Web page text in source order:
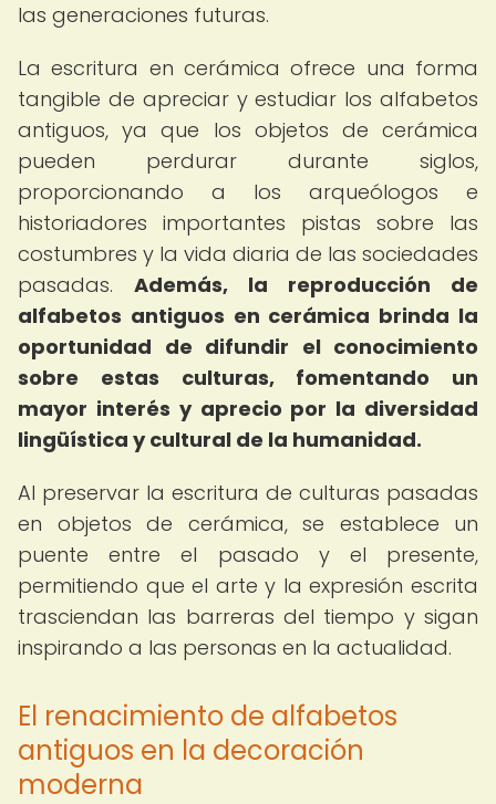
las generaciones futuras.
La escritura en cerámica ofrece una forma
tangible de apreciar y estudiar los alfabetos
antiguos, ya que los objetos de cerámica
pueden perdurar durante siglos,
proporcionando a los arqueólogos e
historiadores importantes pistas sobre las
costumbres y la vida diaria de las sociedades
pasadas. Además, la reproducción de
alfabetos antiguos en cerámica brinda la
oportunidad de difundir el conocimiento
sobre estas culturas, fomentando un
mayor interés y aprecio por la diversidad
lingüística y cultural de la humanidad.
Al preservar la escritura de culturas pasadas
en objetos de cerámica, se establece un
puente entre el pasado y el presente,
permitiendo que el arte y la expresión escrita
trasciendan las barreras del tiempo y sigan
inspirando a las personas en la actualidad.
El renacimiento de alfabetos
antiguos en la decoración
moderna